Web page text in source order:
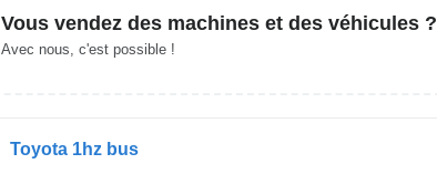
Vous vendez des machines et des véhicules ?
Avec nous, c'est possible !
Toyota 1hz bus